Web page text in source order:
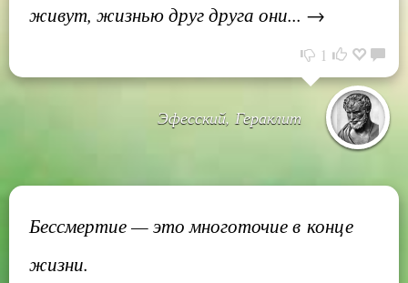
живут, жизнью друг друга они... →
1
Эфесский, Гераклит
Бессмертие — это многоточие в конце
жизни.